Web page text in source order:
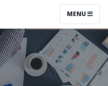
MENU